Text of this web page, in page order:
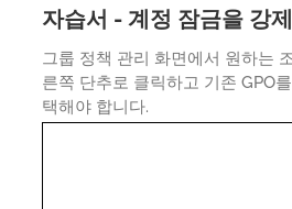
자습서 - 계정 잠금을 강
그룹 정책 관리 화면에서 원하는
른쪽 단추로 클릭하고 기존 GPO
택해야 합니다.